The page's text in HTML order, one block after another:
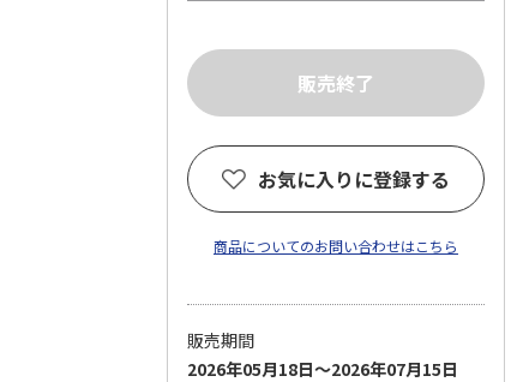
お気に入りに登録する
商品についてのお問い合わせはこちら
販売期間
2026年05月18日～2026年07月15日